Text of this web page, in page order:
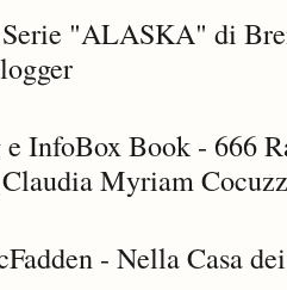
Serie "ALASKA" di
e InfoBox Book - 666
Myriam
- Nella Casa